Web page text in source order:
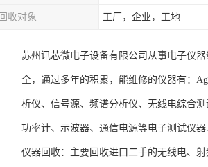
回收对象 工厂，企业，工地
苏州讯芯微电子设备有限公司从事电子仪
全，通过多年的积累，能维修的仪器有：
析仪、信号源、频谱分析仪、无线电综合
功率计、示波器、通信电源等电子测试仪
仪器回收：主要回收进口二手的无线电、